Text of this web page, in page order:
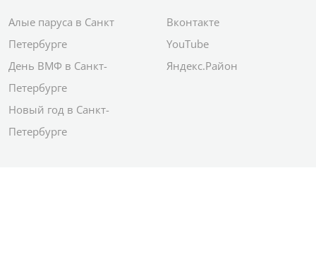
Алые паруса в Санкт
Петербурге
День ВМФ в Санкт-
Петербурге
Новый год в Санкт-
Петербурге
Вконтакте
YouTube
Яндекс.Район